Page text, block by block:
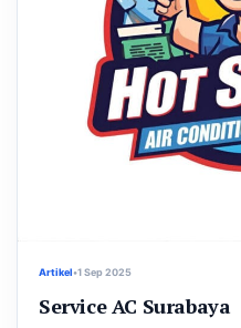
Artikel•1 Sep 2025
Service AC Surabaya